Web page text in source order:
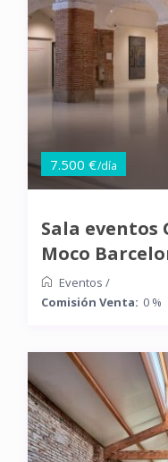
7.500 €/día
Sala eventos
Moco
Eventos /
Comisión Venta: 0 %